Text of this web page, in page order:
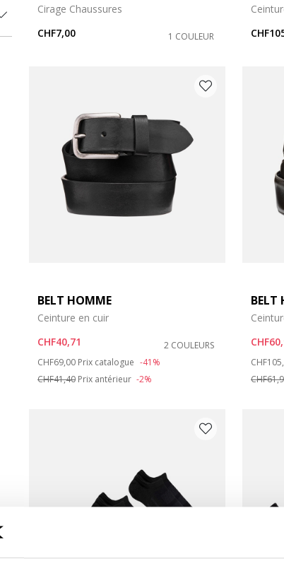
Cirage Chaussures
CHF7,00
1 COULEUR
BELT HOMME
Ceinture en cuir
CHF40,71
2 COULEURS
Price reduced from
CHF69,00 to
Prix catalogue -41%
CHF41,40 Prix antérieur -2%
BELT
Price